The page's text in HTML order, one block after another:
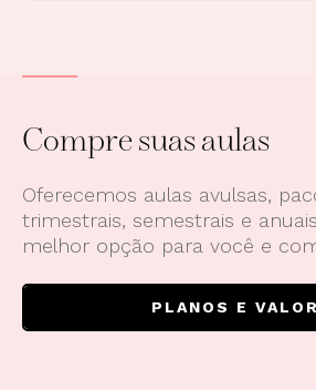
Compre suas aulas
Oferecemos aulas avulsas,
trimestrais, semestrais e
melhor opção para você e
PLANOS E